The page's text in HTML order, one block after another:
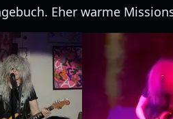
Eher warme